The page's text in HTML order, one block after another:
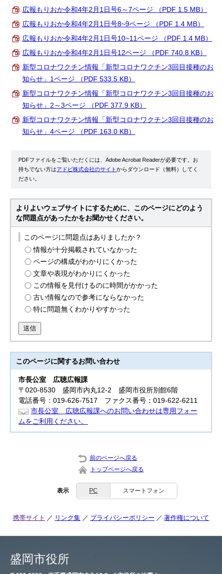
広報もりおか令和4年2月1日号6～7ページ （PDF 1.5 MB）
広報もりおか令和4年2月1日号8~9ページ （PDF 1.4 MB）
広報もりおか令和4年2月1日号10~11ページ （PDF 1.4 MB）
広報もりおか令和4年2月1日号12ページ （PDF 740.8 KB）
新型コロナワクチン情報「新型コロナワクチン3回目接種のお
知らせ」1ページ （PDF 533.5 KB）
新型コロナワクチン情報「新型コロナワクチン3回目接種のお
知らせ」2～3ページ （PDF 377.9 KB）
新型コロナワクチン情報「新型コロナワクチン3回目接種のお
知らせ」4ページ （PDF 163.0 KB）
PDFファイルをご覧いただくには、Adobe Acrobat Readerが必要です。お
持ちでない方はアドビ株式会社のサイトからダウンロード（無料）してく
ださい。
よりよいウェブサイトにするために、このページにどのよう
な問題点があったかをお聞かせください。
このページに問題点はありましたか？
情報が十分掲載されていなかった
ページの構成がわかりにくかった
文章や表現がわかりにくかった
この情報を見付けるのに時間がかかった
古い情報なので参考にならなかった
特に問題無くわかりやすかった
送信
このページに関するお問い合わせ
市長公室 広聴広報課
〒020-8530 盛岡市内丸12-2 盛岡市役所別館6階
電話番号：019-626-7517 ファクス番号：019-622-6211
市長公室 広聴広報課へのお問い合わせは専用フォー
ムをご利用ください。
前のページへ戻る
トップページへ戻る
表示 PC スマートフォン
携帯サイト リンク集 プライバシーポリシー 著作権について
盛岡市役所